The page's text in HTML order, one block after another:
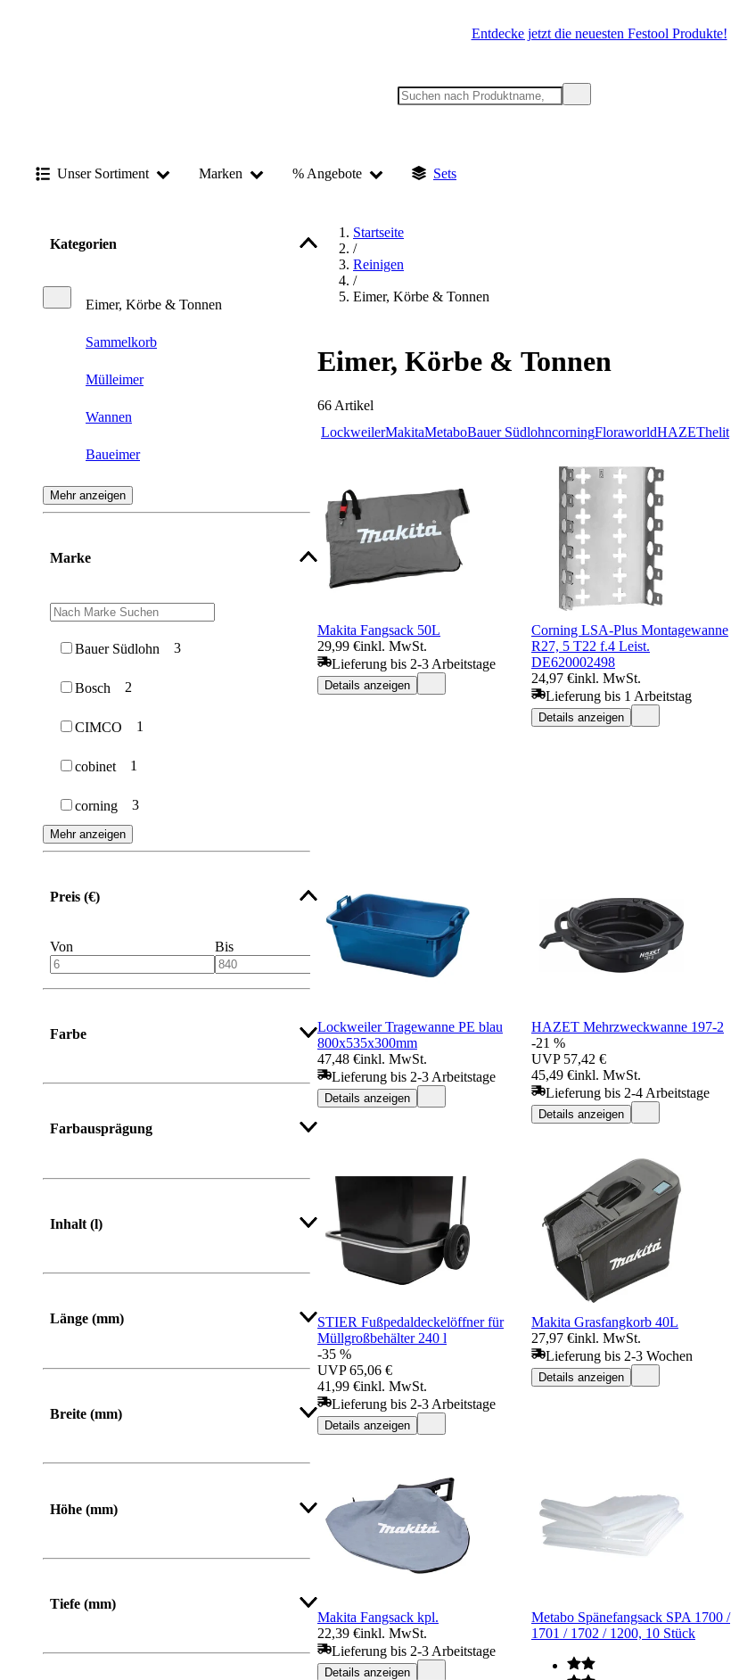
Entdecke jetzt die neuesten Festool Produkte!
Unser Sortiment Marken % Angebote Sets
Kategorien
Eimer, Körbe & Tonnen
Sammelkorb
Mülleimer
Wannen
Baueimer
Ascher
Mehr anzeigen
Marke
Bauer Südlohn 3
Bosch 2
CIMCO 1
cobinet 1
corning 3
Mehr anzeigen
Preis (€)
Von Bis
Farbe
Farbausprägung
Inhalt (l)
Länge (mm)
Von Bis
Breite (mm)
Von Bis
Höhe (mm)
Von Bis
Tiefe (mm)
Startseite
/
Reinigen
/
Eimer, Körbe & Tonnen
Eimer, Körbe & Tonnen
66 Artikel
LockweilerMakitaMetaboBauer SüdlohncorningFloraworldHAZEThelit
Makita Fangsack 50L
29,99 €inkl. MwSt.
Lieferung bis 2-3 Arbeitstage
Details anzeigen
Corning LSA-Plus Montagewanne
R27, 5 T22 f.4 Leist.
DE620002498
24,97 €inkl. MwSt.
Lieferung bis 1 Arbeitstag
Details anzeigen
Lockweiler Tragewanne PE blau
800x535x300mm
47,48 €inkl. MwSt.
Lieferung bis 2-3 Arbeitstage
Details anzeigen
HAZET Mehrzweckwanne 197-2
-21 %
UVP 57,42 €
45,49 €inkl. MwSt.
Lieferung bis 2-4 Arbeitstage
Details anzeigen
STIER Fußpedaldeckelöffner für
Müllgroßbehälter 240 l
-35 %
UVP 65,06 €
41,99 €inkl. MwSt.
Lieferung bis 2-3 Arbeitstage
Details anzeigen
Makita Grasfangkorb 40L
27,97 €inkl. MwSt.
Lieferung bis 2-3 Wochen
Details anzeigen
Makita Fangsack kpl.
22,39 €inkl. MwSt.
Lieferung bis 2-3 Arbeitstage
Details anzeigen
Metabo Spänefangsack SPA 1700 /
1701 / 1702 / 1200, 10 Stück